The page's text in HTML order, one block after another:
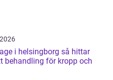
i helsingborg så hittar
behandling för kropp och